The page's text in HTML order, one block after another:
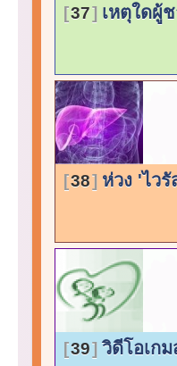
37 เหตุใดผู้
38 ห่วง 'ไว
39 วิดีโอเก